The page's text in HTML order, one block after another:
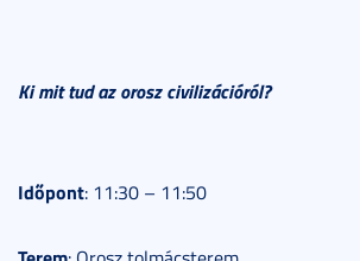
Ki mit tud az orosz civilizációról?
Időpont: 11:30 – 11:50